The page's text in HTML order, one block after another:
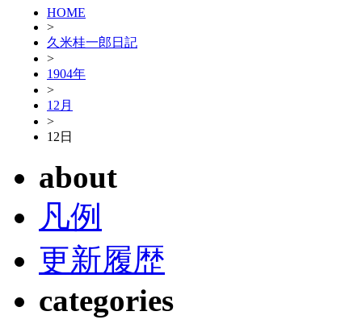
HOME
>
久米桂一郎日記
>
1904年
>
12月
>
12日
about
凡例
更新履歴
categories